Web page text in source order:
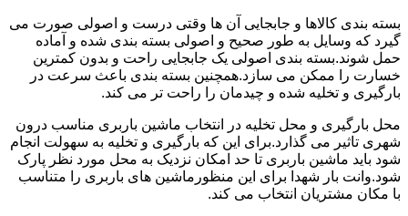
بسته بندی کالاها و جابجایی آن ها وقتی درست و اصولی صورت می
گیرد که وسایل به طور صحیح و اصولی بسته بندی شده و آماده
حمل شوند.بسته بندی اصولی یک جابجایی راحت و بدون کمترین
خسارت را ممکن می سازد.همچنین بسته بندی باعث سرعت در
بارگیری و تخلیه شده و چیدمان را راحت تر می کند.
محل بارگیری و محل تخلیه در انتخاب ماشین باربری مناسب درون
شهری تاثیر می گذارد.برای این که بارگیری و تخلیه به سهولت انجام
شود باید ماشین باربری تا حد امکان نزدیک به محل مورد نظر پارک
شود.وانت بار شهدا برای این منظورماشین های باربری را متناسب
با مکان مشتریان انتخاب می کند.